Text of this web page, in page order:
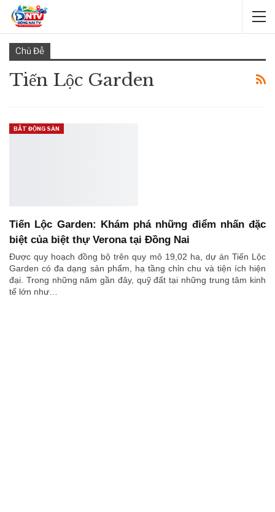
Chủ Đề
Tiến Lộc Garden
BẤT ĐỘNG SẢN
Tiến Lộc Garden: Khám phá những điểm nhấn đặc
biệt của biệt thự Verona tại Đồng Nai
Được quy hoạch đồng bộ trên quy mô 19,02 ha, dự án Tiến Lộc
Garden có đa dạng sản phẩm, hạ tầng chỉn chu và tiện ích hiện
đại. Trong những năm gần đây, quỹ đất tại những trung tâm kinh
tế lớn như…